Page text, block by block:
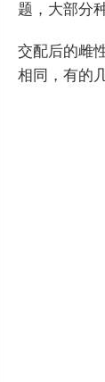
题，大部分
交配后的雌
相同，有的